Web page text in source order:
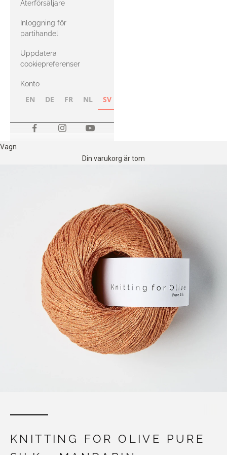
med Heavy
Merino
Återförsäljare
Inloggning för
partihandel
Uppdatera
cookiepreferenser
Konto
EN DE FR NL SV
Vagn
Din varukorg är tom
KNITTING FOR OLIVE PURE